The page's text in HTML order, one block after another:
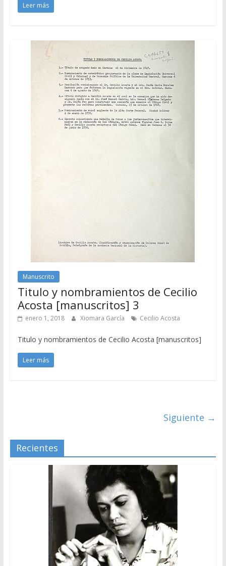
Leer más
Manuscrito
Titulo y nombramientos de Cecilio
Acosta [manuscritos] 3
enero 1, 2018 Xiomara García Cecilio Acosta
Titulo y nombramientos de Cecilio Acosta [manuscritos]
Leer más
Siguiente →
Recientes